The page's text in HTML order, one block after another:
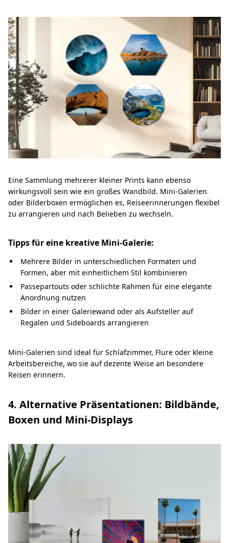
Eine Sammlung mehrerer kleiner Prints kann ebenso
wirkungsvoll sein wie ein großes Wandbild. Mini-Galerien
oder Bilderboxen ermöglichen es, Reiseerinnerungen flexibel
zu arrangieren und nach Belieben zu wechseln.
Tipps für eine kreative Mini-Galerie:
Mehrere Bilder in unterschiedlichen Formaten und
Formen, aber mit einheitlichem Stil kombinieren
Passepartouts oder schlichte Rahmen für eine elegante
Anordnung nutzen
Bilder in einer Galeriewand oder als Aufsteller auf
Regalen und Sideboards arrangieren
Mini-Galerien sind ideal für Schlafzimmer, Flure oder kleine
Arbeitsbereiche, wo sie auf dezente Weise an besondere
Reisen erinnern.
4. Alternative Präsentationen: Bildbände,
Boxen und Mini-Displays